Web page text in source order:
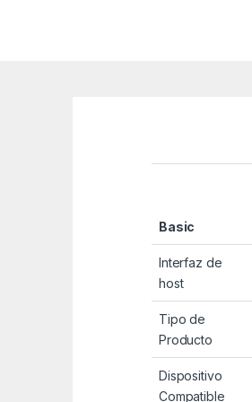
Basic
Interfaz de
host
Tipo de
Producto
Dispositivo
Compatible